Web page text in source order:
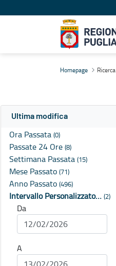
Homepage Ricerca
Ultima modifica
Ora Passata (0)
Passate 24 Ore (8)
Settimana Passata (15)
Mese Passato (71)
Anno Passato (496)
Intervallo Personalizzato… (2)
Da
A